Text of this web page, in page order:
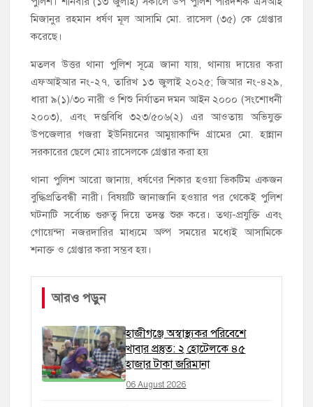
মিজানুর রহমান ধর্ষণ মূল আসামি মো. রাসেল (৩৫) কে গ্রেপ্তার
করেছে।
মতলব উত্তর থানা পুলিশ সূত্রে জানা যায়, থানায় দায়ের করা
এফআইআর নং-২৭, তারিখ ১৩ জুলাই ২০২৫; জিআর নং-৪২৯,
ধারা ৯(১)/৩০ নারী ও শিশু নির্যাতন দমন আইন ২০০০ (সংশোধনী
২০০৩), এবং দণ্ডবিধি ৩২৩/৫০৬(২) এর আওতায় অভিযুক্ত
উপজেলার গজরা ইউনিয়নের আমুয়াকান্দি গ্রামের মো. হান্নান
সরকারের ছেলে মোঃ রাসেলকে গ্রেপ্তার করা হয়
থানা পুলিশ আরো জানায়, ধর্ষণের শিকার হওয়া ভিকটিম একজন
বুদ্ধিপ্রতিবন্ধী নারী। বিষয়টি জানাজানি হওয়ার পর থেকেই পুলিশ
ঘটনাটি সর্বোচ্চ গুরুত্ব দিয়ে তদন্ত শুরু করে। তথ্য-প্রযুক্তি এবং
গোয়েন্দা নজরদারির মাধ্যমে অল্প সময়ের মধ্যেই আসামিকে
শনাক্ত ও গ্রেপ্তার করা সম্ভব হয়।
আরও পড়ুন
হাজীগঞ্জে অস্বাস্থ্যকর পরিবেশে
খাবার প্রস্তুত: ২ হোটেলকে ৪৫
হাজার টাকা জরিমানা
06 August 2026